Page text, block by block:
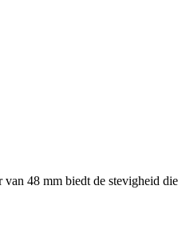
48 mm biedt de stevigheid